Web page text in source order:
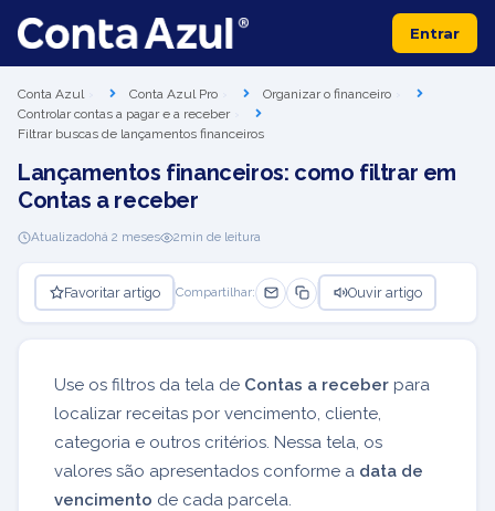
Entrar
Conta Azul Conta Azul Pro
Organizar o financeiro
Controlar contas a pagar e a receber
Filtrar buscas de lançamentos financeiros
Lançamentos financeiros: como filtrar em
Contas a receber
Atualizadohá 2 meses 2min de leitura
Favoritar artigo Compartilhar: Ouvir artigo
Use os filtros da tela de Contas a receber para
localizar receitas por vencimento, cliente,
categoria e outros critérios. Nessa tela, os
valores são apresentados conforme a data de
vencimento de cada parcela.